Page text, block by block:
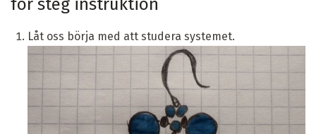
för steg instruktion
Låt oss börja med att studera systemet.